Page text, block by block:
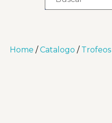
Home /Catalogo / Trofeos